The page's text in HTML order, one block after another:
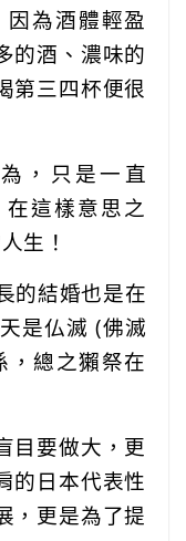
為酒體輕盈
的酒、濃味的
第三四杯便很
，只是一直
在這樣意思之
生！
的結婚也是在
是仏滅 (佛滅
，總之獺祭在
目要做大，更
的日本代表性
，更是為了提